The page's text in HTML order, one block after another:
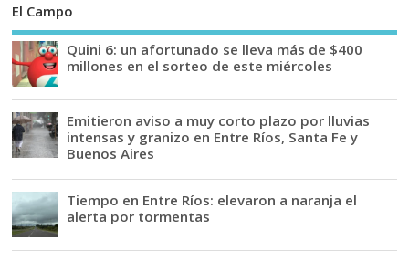
El Campo
Quini 6: un afortunado se lleva más de $400
millones en el sorteo de este miércoles
Emitieron aviso a muy corto plazo por lluvias
intensas y granizo en Entre Ríos, Santa Fe y
Buenos Aires
Tiempo en Entre Ríos: elevaron a naranja el
alerta por tormentas